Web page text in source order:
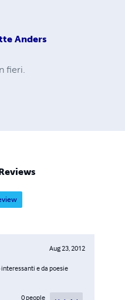
Anders
fieri.
Aug 23, 2012
e da poesie
0people